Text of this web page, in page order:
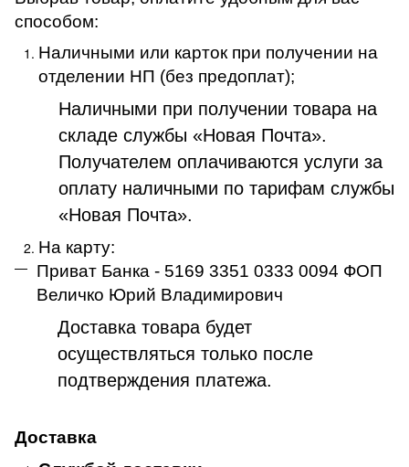
способом:
Наличными или карток при получении на
отделении НП (без предоплат);
Наличными при получении товара на
складе службы «Новая Почта».
Получателем оплачиваются услуги за
оплату наличными по тарифам службы
«Новая Почта».
На карту:
Приват Банка - 5169 3351 0333 0094 ФОП
Величко Юрий Владимирович
Доставка товара будет
осуществляться только после
подтверждения платежа.
Доставка